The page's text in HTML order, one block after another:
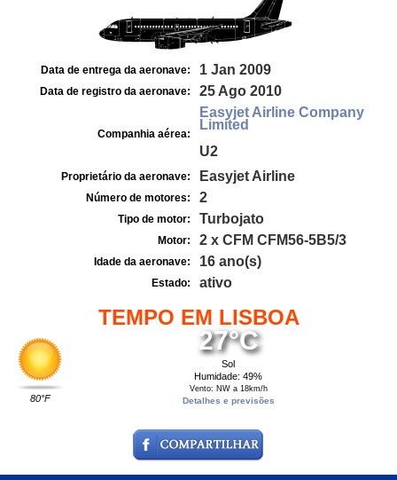
Data de entrega da aeronave: 1 Jan 2009
Data de registro da aeronave: 25 Ago 2010
Companhia aérea:
Easyjet Airline Company
Limited
U2
Proprietário da aeronave: Easyjet Airline
Número de motores: 2
Tipo de motor: Turbojato
Motor: 2 x CFM CFM56-5B5/3
Idade da aeronave: 16 ano(s)
Estado: ativo
TEMPO EM LISBOA
80°F
27°C
Sol
Humidade: 49%
Vento: NW a 18km/h
Detalhes e previsões